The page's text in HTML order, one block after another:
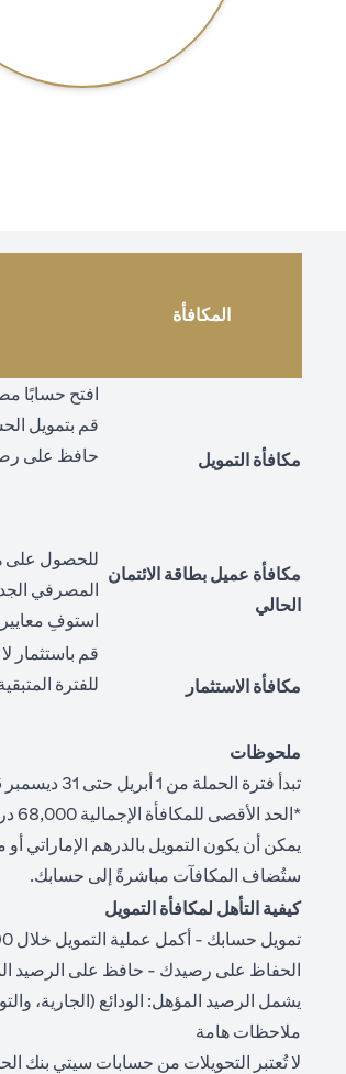
المكافأة
مكافأة التمويل
افتح حسابًا
قم بتمويل الحساب خلال 90 يومًا من
حافظ على رصيد لمدة 90 يومًا متتالية من
مكافأة عميل بطاقة الائتمان
الحالي
للحصول على
المصرفي
استوفِ معايير
مكافأة الاستثمار
للفترة
ملحوظات
تبدأ فترة الحملة من 1 أبريل حتى 31 ديسمبر 2026.
*الحد الأقصى للمكافأة الإجمالية 68,000 درهم إماراتي (55,000 درهم إماراتي للتمويل + 3,000 درهم إماراتي لحامل البطاقة + 10,000 درهم إماراتي للاستثمار).
يمكن أن يكون التمويل بالدرهم الإماراتي
ستُضاف المكافآت مباشرةً إلى حسابك.
كيفية التأهل لمكافأة التمويل
تمويل حسابك - أكمل عملية التمويل خلال 90 يومًا من تاريخ فتح حسابك ("تاريخ التمويل") وفقًا لجدول العرض.
الحفاظ على رصيدك - حافظ على الرصيد المطلوب لمدة 90 يومًا متتالية من تاريخ
يشمل الرصيد المؤهل: الودائع (الجارية،
ملاحظات هامة
لا تُعتبر التحويلات من حسابات سيتي بنك